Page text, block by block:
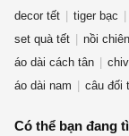
decor tết
tiger bạc
set quà tết
nồi
áo dài cách tân
áo dài nam
câu đối
Có thể bạn đang